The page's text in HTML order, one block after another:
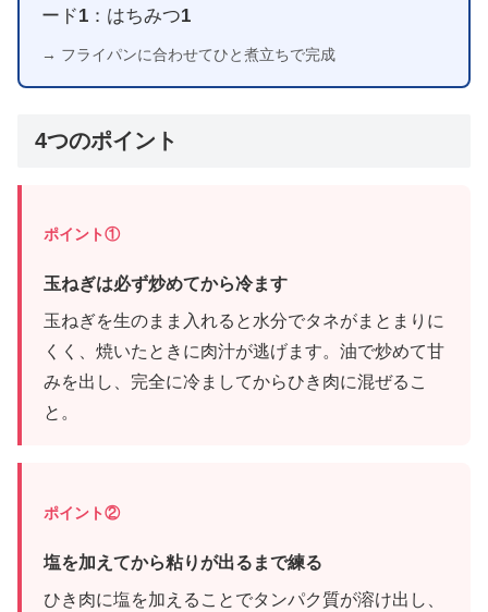
ード1 ：はちみつ1
→ フライパンに合わせてひと煮立ちで完成
4つのポイント
ポイント①
玉ねぎは必ず炒めてから冷ます
玉ねぎを生のまま入れると水分でタネがまとまりに
くく、焼いたときに肉汁が逃げます。油で炒めて甘
みを出し、完全に冷ましてからひき肉に混ぜるこ
と。
ポイント②
塩を加えてから粘りが出るまで練る
ひき肉に塩を加えることでタンパク質が溶け出し、